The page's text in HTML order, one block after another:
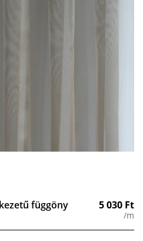
függöny 5 030 Ft
/m